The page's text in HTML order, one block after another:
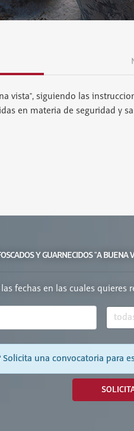
vista", siguiendo las
en materia de seguridad y
Y GUARNECIDOS "A BUENA
fechas en las cuales
una convocatoria para